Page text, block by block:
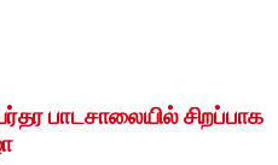
பாடசாலையில் சிறப்பாக